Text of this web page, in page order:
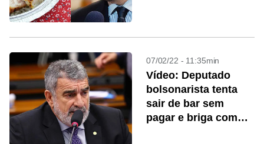
07/02/22 - 11:35min
Vídeo: Deputado
bolsonarista tenta
sair de bar sem
pagar e briga com